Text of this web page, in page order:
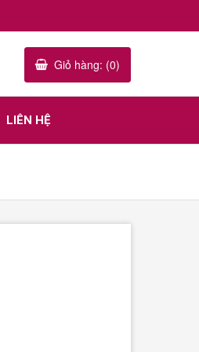
Giỏ hàng: (0)
LIÊN HỆ